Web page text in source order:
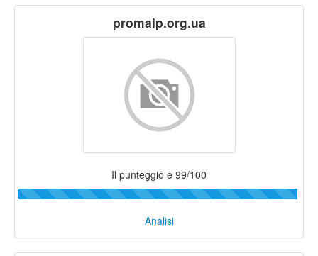
promalp.org.ua
Il punteggio e 99/100
Analisi